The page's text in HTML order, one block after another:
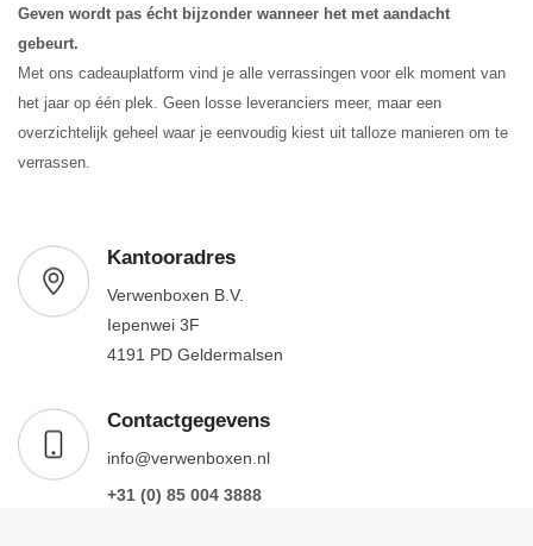
Geven wordt pas écht bijzonder wanneer het met aandacht
gebeurt.
Met ons cadeauplatform vind je alle verrassingen voor elk moment van
het jaar op één plek. Geen losse leveranciers meer, maar een
overzichtelijk geheel waar je eenvoudig kiest uit talloze manieren om te
verrassen.
Kantooradres
Verwenboxen B.V.
Iepenwei 3F
4191 PD Geldermalsen
Contactgegevens
info@verwenboxen.nl
+31 (0) 85 004 3888